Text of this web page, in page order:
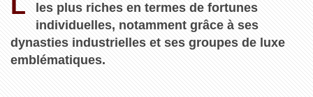
les plus riches en termes de fortunes
individuelles, notamment grâce à ses
dynasties industrielles et ses groupes de luxe
emblématiques.